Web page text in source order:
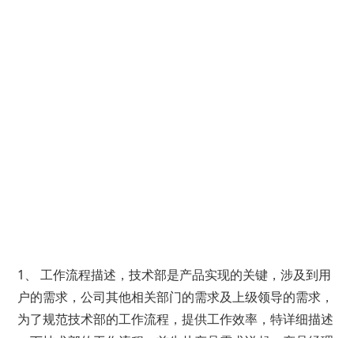
1、 工作流程描述，技术部是产品实现的关键，涉及到用
户的需求，公司其他相关部门的需求及上级领导的需求，
为了规范技术部的工作流程，提供工作效率，特详细描述